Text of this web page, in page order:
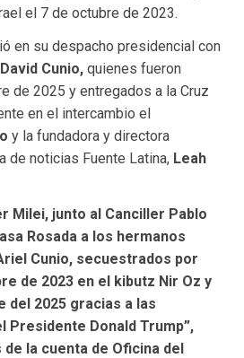
el 7 de octubre de 2023.
en su despacho presidencial con
Cunio, quienes fueron
de 2025 y entregados a la Cruz
en el intercambio el
y la fundadora y directora
de noticias Fuente Latina, Leah
Milei, junto al Canciller Pablo
Rosada a los hermanos
Cunio, secuestrados por
de 2023 en el kibutz Nir Oz y
del 2025 gracias a las
Presidente Donald Trump”,
la cuenta de Oficina del